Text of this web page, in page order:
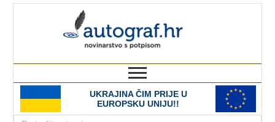
UKRAJINA ČIM PRIJE U
EUROPSKU UNIJU!!